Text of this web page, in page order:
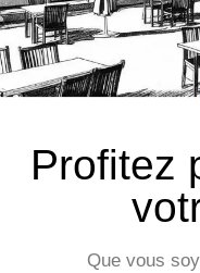
Profitez
Que vous